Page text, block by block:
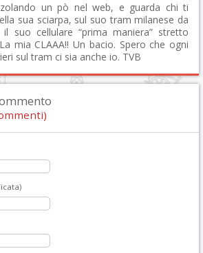
un pò nel web, e guarda chi ti
sua sciarpa, sul suo tram milanese da
suo cellulare “prima maniera” stretto
mia CLAAA!! Un bacio. Spero che ogni
sul tram ci sia anche io. TVB